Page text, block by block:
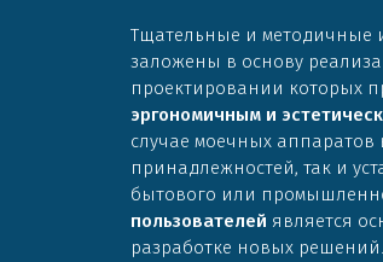
Тщательные и методичные
заложены в основу
проектировании которых
эргономичным и
случае моечных
принадлежностей, так и
бытового или
пользователей является
разработке новых решений.